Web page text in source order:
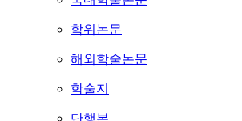
학위논문
해외학술논문
학술지